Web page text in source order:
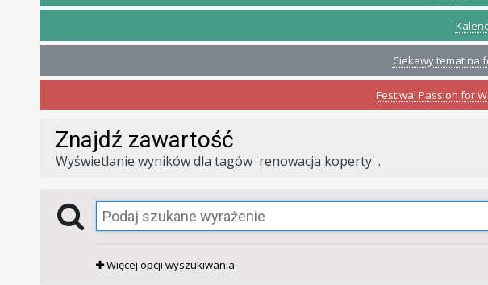
Ciekawy temat na
Festiwal Passion for
Znajdź zawartość
Wyświetlanie wyników dla tagów 'renowacja koperty' .
Więcej opcji wyszukiwania